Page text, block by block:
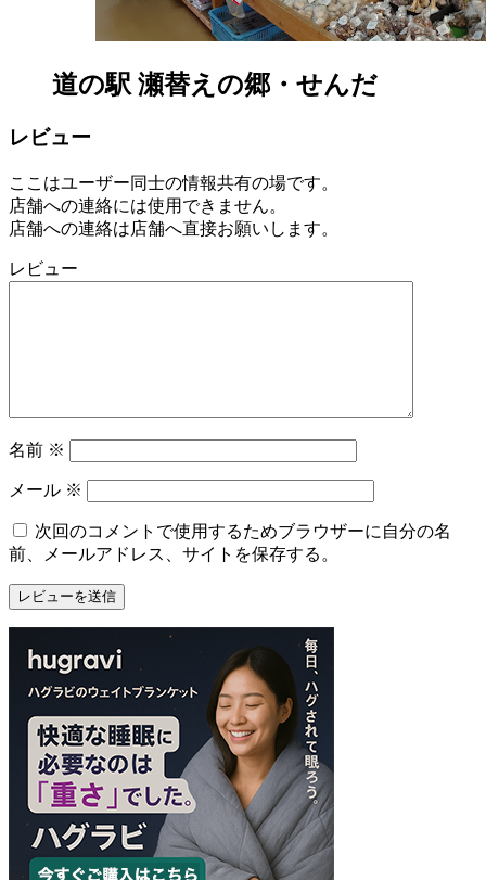
道の駅 瀬替えの郷・せんだ
レビュー
ここはユーザー同士の情報共有の場です。
店舗への連絡には使用できません。
店舗への連絡は店舗へ直接お願いします。
レビュー
名前 ※
メール ※
次回のコメントで使用するためブラウザーに自分の名
前、メールアドレス、サイトを保存する。